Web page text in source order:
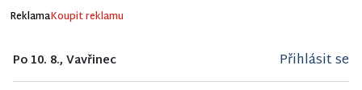
ReklamaKoupit reklamu
Po 10. 8., Vavřinec Přihlásit se